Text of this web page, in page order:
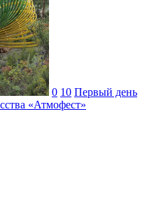
0 10 Первый день
«Атмофест»